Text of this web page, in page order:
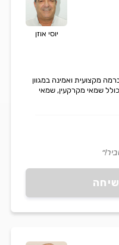
יוסי אוזן
מקצועית ואמינה במגוון
שמאי מקרקעין, שמאי